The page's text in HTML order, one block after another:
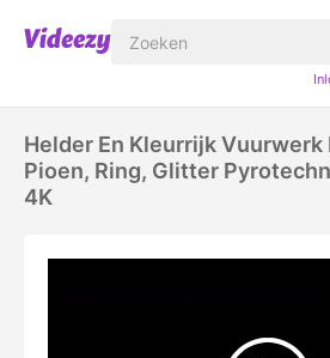
Helder En Kleurrijk Vuurwerk
Pioen, Ring, Glitter
4K